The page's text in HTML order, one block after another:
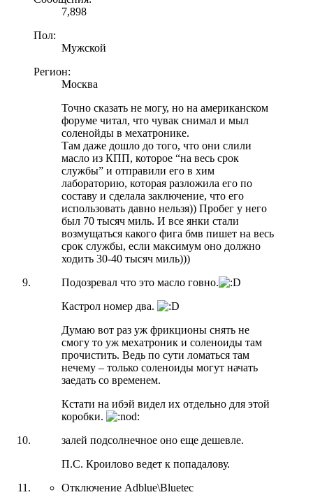
7,898
Пол:
Мужской
Регион:
Москва
Точно сказать не могу, но на американском
форуме читал, что чувак снимал и мыл
соленойды в мехатронике.
Там даже дошло до того, что они слили
масло из КПП, которое “на весь срок
службы” и отправили его в хим
лабораторию, которая разложила его по
составу и сделала заключение, что его
использовать давно нельзя)) Пробег у него
был 70 тысяч миль. И все янки стали
возмущаться какого фига бмв пишет на весь
срок службы, если максимум оно должно
ходить 30-40 тысяч миль)))
Подозревал что это масло говно.
Кастрол номер два.
Думаю вот раз уж фрикционы снять не
смогу то уж мехатроник и соленоиды там
прочистить. Ведь по сути ломаться там
нечему – только соленоиды могут начать
заедать со временем.
Кстати на ибэй видел их отдельно для этой
коробки.
залей подсолнечное оно еще дешевле.
П.С. Кроилово ведет к попадалову.
Отключение Adblue\Bluetec